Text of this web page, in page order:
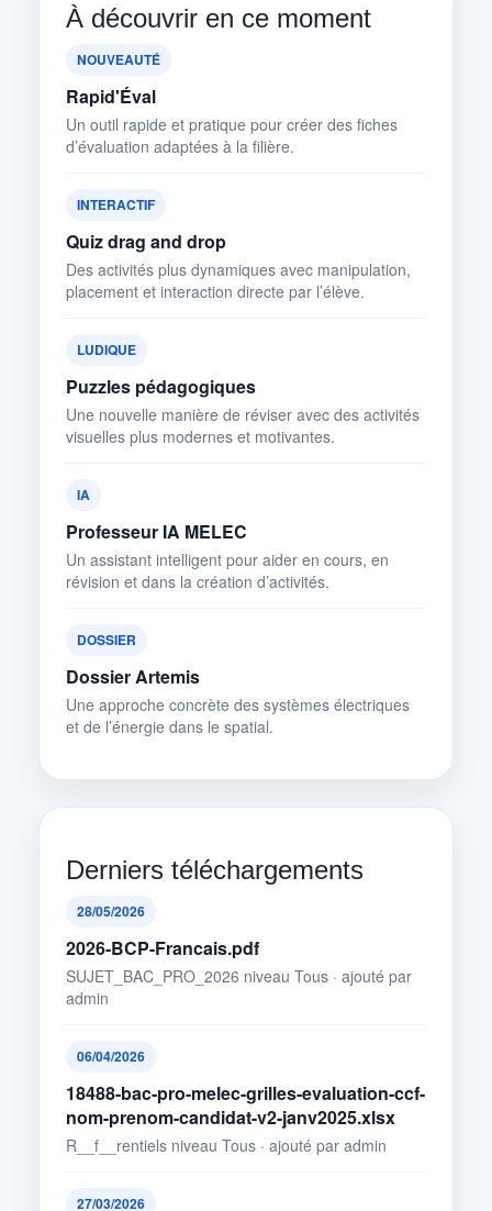
À découvrir en ce moment
NOUVEAUTÉ
Rapid'Éval
Un outil rapide et pratique pour créer des fiches
d’évaluation adaptées à la filière.
INTERACTIF
Quiz drag and drop
Des activités plus dynamiques avec manipulation,
placement et interaction directe par l’élève.
LUDIQUE
Puzzles pédagogiques
Une nouvelle manière de réviser avec des activités
visuelles plus modernes et motivantes.
IA
Professeur IA MELEC
Un assistant intelligent pour aider en cours, en
révision et dans la création d’activités.
DOSSIER
Dossier Artemis
Une approche concrète des systèmes électriques
et de l’énergie dans le spatial.
Derniers téléchargements
28/05/2026
2026-BCP-Francais.pdf
SUJET_BAC_PRO_2026 niveau Tous · ajouté par
admin
06/04/2026
18488-bac-pro-melec-grilles-evaluation-ccf-
nom-prenom-candidat-v2-janv2025.xlsx
R__f__rentiels niveau Tous · ajouté par admin
27/03/2026